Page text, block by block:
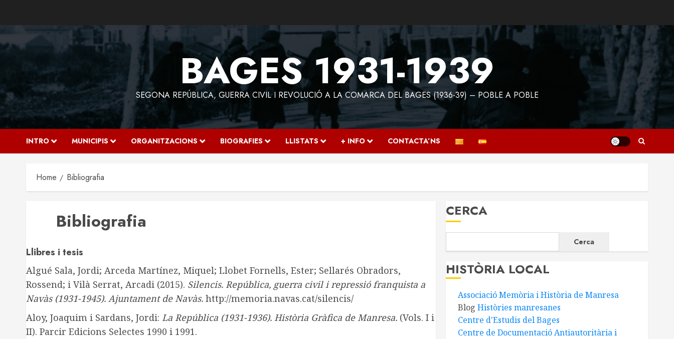
BAGES 1931-1939
SEGONA REPÚBLICA, GUERRA CIVIL I REVOLUCIÓ A LA COMARCA DEL BAGES (1936-39) – POBLE A POBLE
INTRO MUNICIPIS ORGANITZACIONS BIOGRAFIES LLISTATS + INFO CONTACTA’NS
Home Bibliografia
Bibliografia
Llibres i tesis
Algué Sala, Jordi; Arceda Martínez, Miquel; Llobet Fornells, Ester; Sellarés Obradors,
Rossend; i Vilà Serrat, Arcadi (2015). Silencis. República, guerra civil i repressió franquista a
Navàs (1931-1945). Ajuntament de Navàs. http://memoria.navas.cat/silencis/
Aloy, Joaquim i Sardans, Jordi: La República (1931-1936). Història Gràfica de Manresa. (Vols. I i
II). Parcir Edicions Selectes 1990 i 1991.
CERCA
Cerca
HISTÒRIA LOCAL
Associació Memòria i Història de Manresa
Blog Històries manresanes
Centre d'Estudis del Bages
Centre de Documentació Antiautoritària i